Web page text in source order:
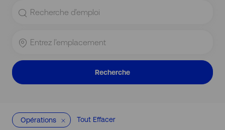
poste
l’emplacement
Recherche
Opérations Tout Effacer